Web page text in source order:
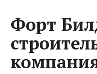
Форт